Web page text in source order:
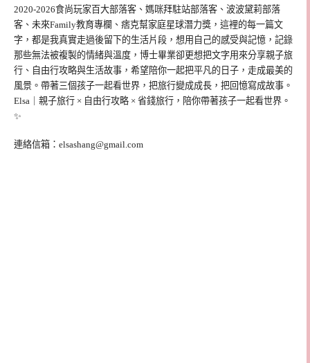
2020-2026食尚玩家百大部落客、媽咪拜駐站部落客、波波黛莉部落
客、未來Family教育專欄、痞克幫家庭星球潛力獎，這裡的每一篇文
字，都是我真實走過後留下的生活片段，想用自己的感受與記憶，記錄
那些無法被複製的情緒與溫度，博士畢業卻更想把文字用來分享親子旅
行、自由行攻略與生活故事，希望陪你一起把平凡的日子，走成最美的
風景。帶著三個孩子一起看世界，把旅行變成成長，把回憶寫成故事。
Elsa｜親子旅行 × 自由行攻略 × 省錢旅行，陪你帶著孩子一起看世界。
✨
連絡信箱： elsashang@gmail.com